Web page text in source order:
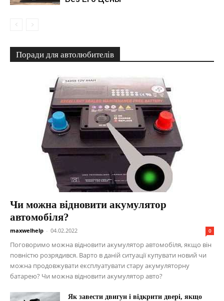
Поради для автолюбителів
Чи можна відновити акумулятор
автомобіля?
maxwelhelp - 04.02.2022 0
Поговоримо можна відновити акумулятор автомобіля, якщо він
повністю розрядився. Варто в даній ситуації купувати новий чи
можна продовжувати експлуатувати стару акумуляторну
батарею? Чи можна відновити акумулятор авто?
Як завести двигун і відкрити двері, якщо